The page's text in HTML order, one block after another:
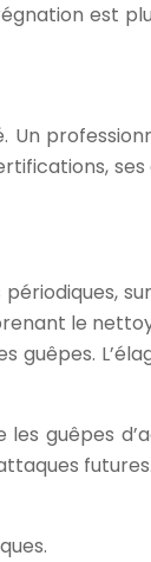
est
le
guêpes
futures.